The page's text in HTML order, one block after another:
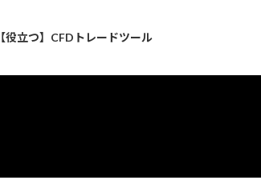
立つ】CFDトレードツール